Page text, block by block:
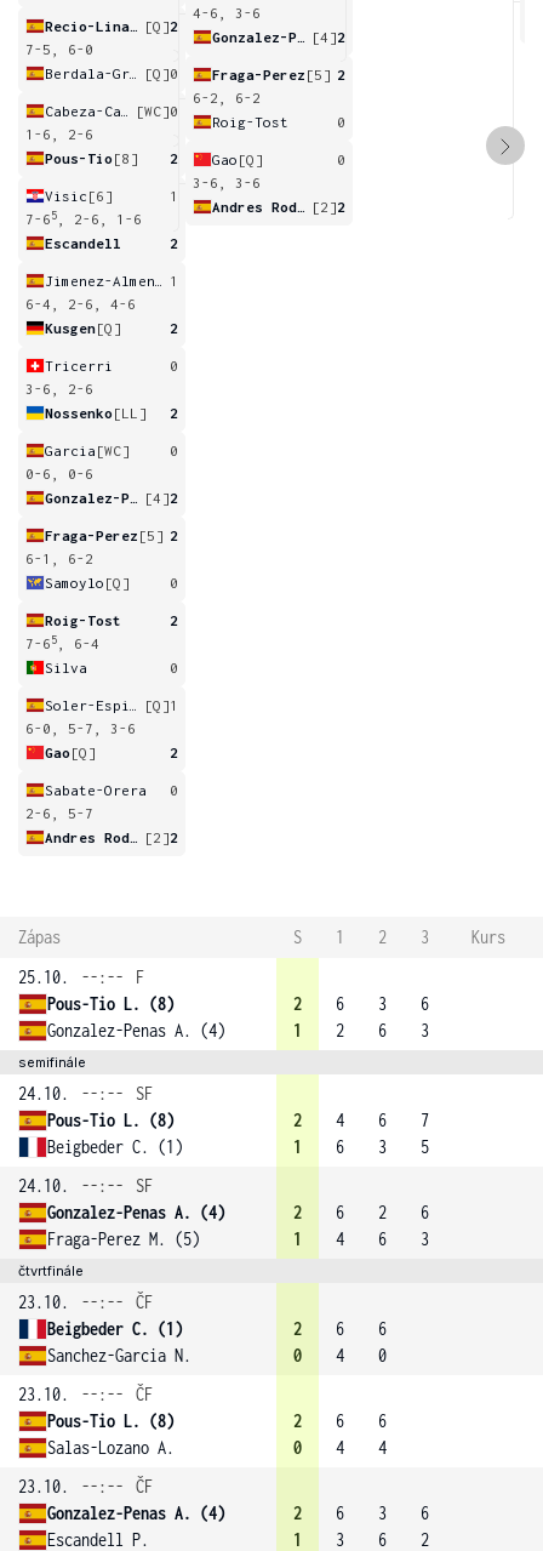
[Q]2
7-5, 6-0
[Q]0
[WC]0
1-6, 2-6
Pous-Tio [8] 2
Visic [6]
1
7-6 5
, 2-6, 1-6
Escandell
2
1
6-4, 2-6, 4-6
Kusgen[Q] 2
Tricerri
0
3-6, 2-6
Nossenko [LL] 2
Garcia [WC]
0
0-6, 0-6
[4]2
Fraga-Perez [5] 2
6-1, 6-2
Samoylo [Q] 0
Roig-Tost
2
7-6 5
, 6-4
Silva
0
[Q]1
6-0, 5-7, 3-6
Gao [Q] 2
Sabate-Orera
0
2-6, 5-7
[2]2
4-6, 3-6
[4]2
Fraga-Perez [5] 2
6-2, 6-2
Roig-Tost
0
Gao [Q]
0
3-6, 3-6
[2]2
Zápas S 1 2 3
Kurs
25.10.
--:--
F
Pous-Tio L. (8)
Gonzalez-Penas A. (4)
2
1
6
2
3
6
6
3
semifinále
24.10. --:--
SF
Pous-Tio L. (8)
Beigbeder C. (1)
2
1
4
6
6
3
7
5
24.10.
--:--
SF
Gonzalez-Penas A. (4)
Fraga-Perez M. (5)
2
1
6
4
2
6
6
3
čtvrtfinále
23.10. --:--
ČF
Beigbeder C. (1)
Sanchez-Garcia N.
2
0
6
4
6
0
23.10.
--:--
ČF
Pous-Tio L. (8)
Salas-Lozano A.
2
0
6
4
6
4
23.10.
--:--
ČF
Gonzalez-Penas A. (4)
Escandell P.
2
1
6
3
3
6
6
2